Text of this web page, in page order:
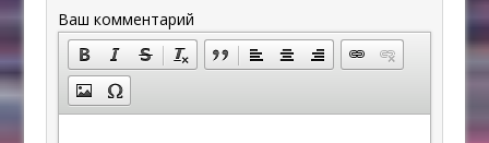
Ваш комментарий